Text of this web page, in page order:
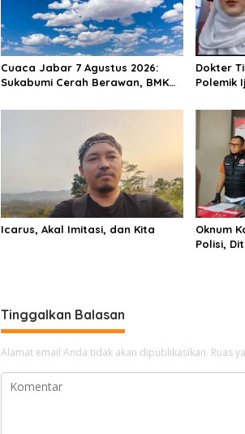
Cuaca Jabar 7 Agustus 2026:
Sukabumi Cerah Berawan, BMKG
pada Siang hingga Sore
Dokter
Polemik
Proses
Icarus, Akal Imitasi, dan Kita
Oknum
Polisi,
Tinggalkan Balasan
Alamat email Anda tidak akan dipublikasikan. Ruas